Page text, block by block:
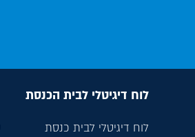
לוח דיגיטלי לבית הכנסת
לוח דיגיטלי לבית כנסת